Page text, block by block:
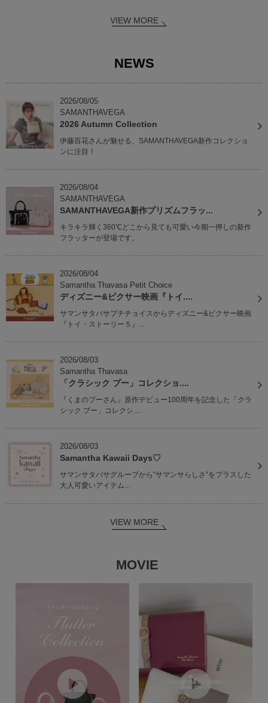
VIEW MORE
NEWS
2026/08/05
SAMANTHAVEGA
2026 Autumn Collection
伊藤百花さんが魅せる、SAMANTHAVEGA新作コレクショ
ンに注目！
2026/08/04
SAMANTHAVEGA
SAMANTHAVEGA新作プリズムフラッ...
キラキラ輝く360℃どこから見ても可愛い今期一押しの新作
フラッターが登場です。
2026/08/04
Samantha Thavasa Petit Choice
ディズニー&ピクサー映画『トイ....
サマンサタバサプチチョイスからディズニー&ピクサー映画
『トイ・ストーリー５』...
2026/08/03
Samantha Thavasa
「クラシック プー」コレクショ....
『くまのプーさん』原作デビュー100周年を記念した「クラ
シック プー」コレクシ....
2026/08/03
Samantha Kawaii Days♡
サマンサタバサグループから”サマンサらしさ”をプラスした
大人可愛いアイテム...
VIEW MORE
MOVIE